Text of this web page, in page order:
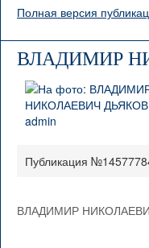
Полная версия
ВЛАДИМИР
Публикация
ВЛАДИМИР